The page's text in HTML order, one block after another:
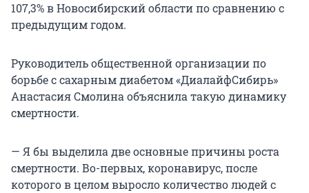
107,3% в Новосибирский области по сравнению с
предыдущим годом.
Руководитель общественной организации по
борьбе с сахарным диабетом «ДиалайфСибирь»
Анастасия Смолина объяснила такую динамику
смертности.
— Я бы выделила две основные причины роста
смертности. Во-первых, коронавирус, после
которого в целом выросло количество людей с